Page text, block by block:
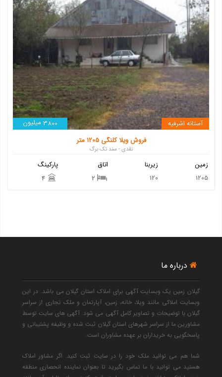
3800 میلیون
آستانه اشرفیه
فروش ویلا کلنگی 1205 متر
نقدی - سند تک برگ
پارکینگ
اتاق
2
زیربنا
120
زمین
1205
درباره ما
گیلان زمین یک وبسایت آگهی برای املاک استان گیلان می باشد. در این
وبسایت املاکی مانند ویلا، خانه، زمین، آپارتمان و ملک تجاری از سراسر
گیلان با توضیحات و تصاویر کامل آگهی می شود. آگهی های سایت توسط
مشاورین ما از سراسر شهرهای استان گیلان ثبت شده و وظیفه پشتیبانی و
پاسخگویی به خریداران بر عهده مشاوران است.
شما هم می توانید ملک خود را در سایت ثبت کنید. اگر مشاور املاک
هستید می توانید با ما تماس بگیرید تا بعنوان نماینده انحصاری منطقه